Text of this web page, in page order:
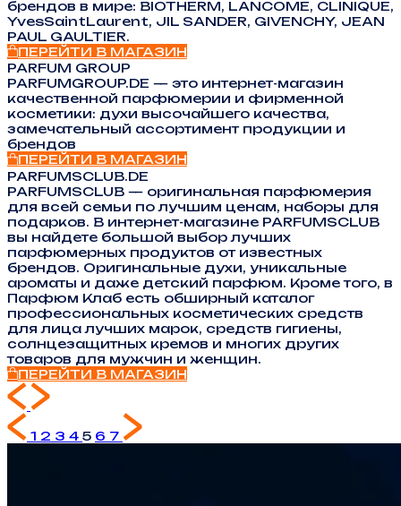
брендов в мире: BIOTHERM, LANCOME, CLINIQUE,
YvesSaintLaurent, JIL SANDER, GIVENCHY, JEAN
PAUL GAULTIER.
ПЕРЕЙТИ В МАГАЗИН
PARFUM GROUP
PARFUMGROUP.DE — это интернет-магазин
качественной парфюмерии и фирменной
косметики: духи высочайшего качества,
замечательный ассортимент продукции и
брендов
ПЕРЕЙТИ В МАГАЗИН
PARFUMSCLUB.DE
PARFUMSCLUB — оригинальная парфюмерия
для всей семьи по лучшим ценам, наборы для
подарков. В интернет-магазине PARFUMSCLUB
вы найдете большой выбор лучших
парфюмерных продуктов от известных
брендов. Оригинальные духи, уникальные
ароматы и даже детский парфюм. Кроме того, в
Парфюм Клаб есть обширный каталог
профессиональных косметических средств
для лица лучших марок, средств гигиены,
солнцезащитных кремов и многих других
товаров для мужчин и женщин.
ПЕРЕЙТИ В МАГАЗИН
1 2 3 4 5 6 7